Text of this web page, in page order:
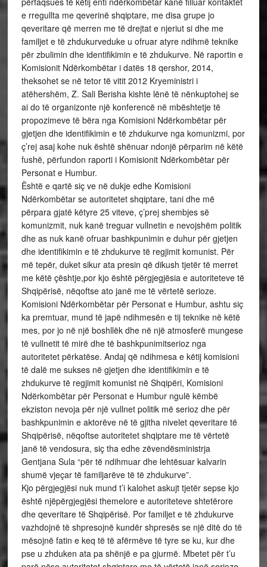
e rregullta me qeverinë shqiptare, me disa grupe jo
qeveritare që merren me të drejtat e njeriut si dhe me
familjet e të zhdukurveduke u ofruar atyre ndihmë teknike
për zbulimin dhe identifikimin e të zhdukurve. Në raportin e
Komisionit Ndërkombëtar i datës 18 qershor, 2014,
theksohet se në tetor të vitit 2012 Kryeministri i
atëhershëm, Z. Sali Berisha kishte lënë të nënkuptohej se
ai do të organizonte një konferencë në mbështetje të
propozimeve të bëra nga Komisioni Ndërkombëtar për
gjetjen dhe identifikimin e të zhdukurve nga komunizmi, por
ç’rej asaj kohe nuk është shënuar ndonjë përparim në këtë
fushë, përfundon raporti i Komisionit Ndërkombëtar për
Personat e Humbur.
Është e qartë siç ve në dukje edhe Komisioni
Ndërkombëtar se autoritetet shqiptare, tani dhe më
përpara gjatë këtyre 25 viteve, ç’prej shembjes së
komunizmit, nuk kanë treguar vullnetin e nevojshëm politik
dhe as nuk kanë ofruar bashkpunimin e duhur për gjetjen
dhe identifikimin e të zhdukurve të regjimit komunist. Për
më tepër, duket sikur ata presin që dikush tjetër të merret
me këtë çështje,por kjo është përgjegjësia e autoriteteve të
Shqipërisë, nëqoftse ato janë me të vërtetë serioze.
Komisioni Ndërkombëtar për Personat e Humbur, ashtu siç
ka premtuar, mund të japë ndihmesën e tij teknike në këtë
mes, por jo në një boshllëk dhe në një atmosferë mungese
të vullnetit të mirë dhe të bashkpunimitserioz nga
autoritetet përkatëse. Andaj që ndihmesa e këtij komisioni
të dalë me sukses në gjetjen dhe identifikimin e të
zhdukurve të regjimit komunist në Shqipëri, Komisioni
Ndërkombëtar për Personat e Humbur ngulë këmbë
ekziston nevoja për një vullnet politik më serioz dhe për
bashkpunimin e aktorëve në të gjitha nivelet qeveritare të
Shqipërisë, nëqoftse autoritetet shqiptare me të vërtetë
janë të vendosura, siç tha edhe zëvendësministrja
Gentjana Sula “për të ndihmuar dhe lehtësuar kalvarin
shumë vjeçar të familjarëve të të zhdukurve”.
Kjo përgjegjësi nuk mund t’i kalohet askujt tjetër sepse kjo
është njëpërgjegjësi themelore e autoriteteve shtetërore
dhe qeveritare të Shqipërisë. Por familjet e të zhdukurve
vazhdojnë të shpresojnë kundër shpresës se një ditë do të
mësojnë fatin e keq të të afërmëve të tyre se ku, kur dhe
pse u zhduken ata pa shënjë e pa gjurmë. Mbetet për t’u